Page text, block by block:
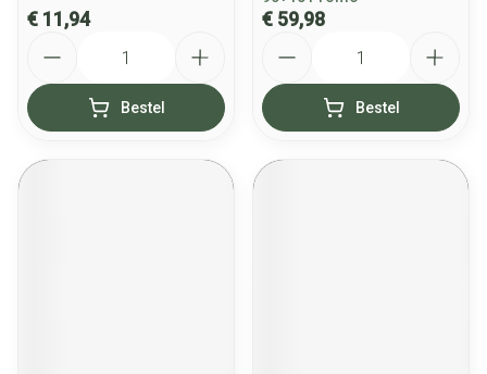
€ 11,94
Bestel
€ 59,98
Bestel